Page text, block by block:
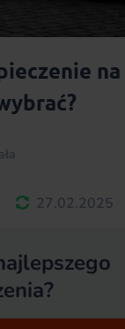
27.02.2025